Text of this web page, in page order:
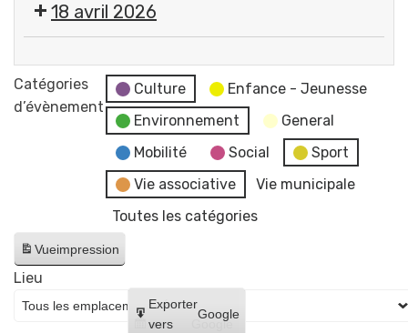
Éclosions
"
par
Flo-
M
dessinatrice
18 avril 2026
"
Dessine
Catégories
d’évènement
Culture
Enfance - Jeunesse
Environnement
General
Mobilité
Social
Sport
Vie associative
Vie municipale
Toutes les catégories
Vueimpression
Créer
un
Google
Exporter
vers
Google
Lieu